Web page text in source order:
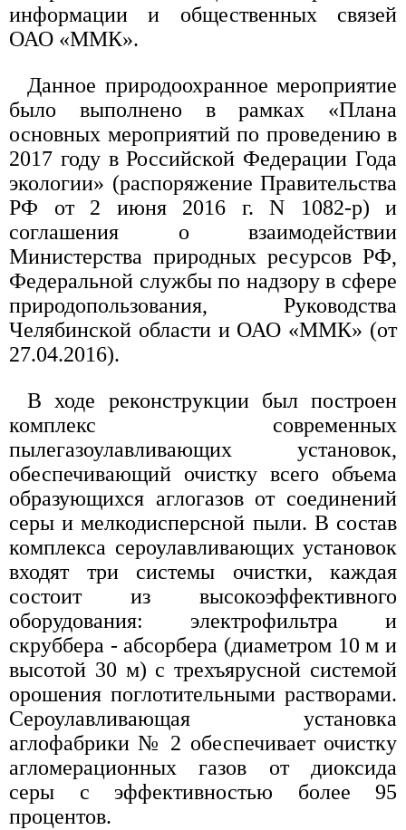
информации и общественных связей
ОАО «ММК».
Данное природоохранное мероприятие
было выполнено в рамках «Плана
основных мероприятий по проведению в
2017 году в Российской Федерации Года
экологии» (распоряжение Правительства
РФ от 2 июня 2016 г. N 1082-р) и
соглашения о взаимодействии
Министерства природных ресурсов РФ,
Федеральной службы по надзору в сфере
природопользования, Руководства
Челябинской области и ОАО «ММК» (от
27.04.2016).
В ходе реконструкции был построен
комплекс современных
пылегазоулавливающих установок,
обеспечивающий очистку всего объема
образующихся аглогазов от соединений
серы и мелкодисперсной пыли. В состав
комплекса сероулавливающих установок
входят три системы очистки, каждая
состоит из высокоэффективного
оборудования: электрофильтра и
скруббера - абсорбера (диаметром 10 м и
высотой 30 м) с трехъярусной системой
орошения поглотительными растворами.
Сероулавливающая установка
аглофабрики № 2 обеспечивает очистку
агломерационных газов от диоксида
серы с эффективностью более 95
процентов.